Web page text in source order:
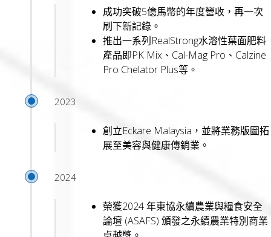
成功突破5億馬幣的年度營收，再一次
刷下新記錄。
推出一系列RealStrong水溶性葉面肥料
產品即PK Mix、Cal-Mag Pro、Calzine
Pro Chelator Plus等。
2023
創立Eckare Malaysia，並將業務版圖拓
展至美容與健康傳銷業。
2024
榮獲2024 年東協永續農業與糧食安全
論壇 (ASAFS) 頒發之永續農業特別商業